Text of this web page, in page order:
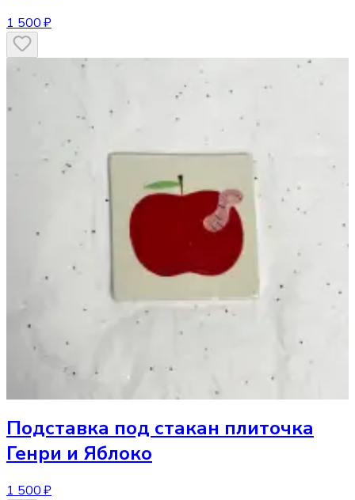
1 500 ₽
Подставка под стакан плиточка
Генри и Яблоко
1 500 ₽